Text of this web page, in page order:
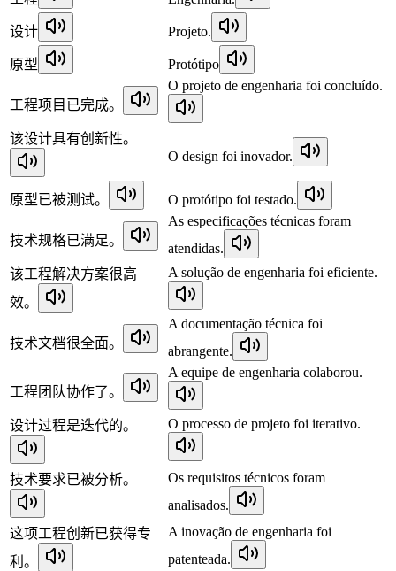
设计 Projeto.
原型 Protótipo
工程项目已完成。
O projeto de engenharia foi concluído.
该设计具有创新性。
O design foi inovador.
原型已被测试。 O protótipo foi testado.
技术规格已满足。
As especificações técnicas foram
atendidas.
该工程解决方案很高
效。
A solução de engenharia foi eficiente.
技术文档很全面。
A documentação técnica foi
abrangente.
工程团队协作了。
A equipe de engenharia colaborou.
设计过程是迭代的。 O processo de projeto foi iterativo.
技术要求已被分析。
Os requisitos técnicos foram
analisados.
这项工程创新已获得专
利。
A inovação de engenharia foi
patenteada.